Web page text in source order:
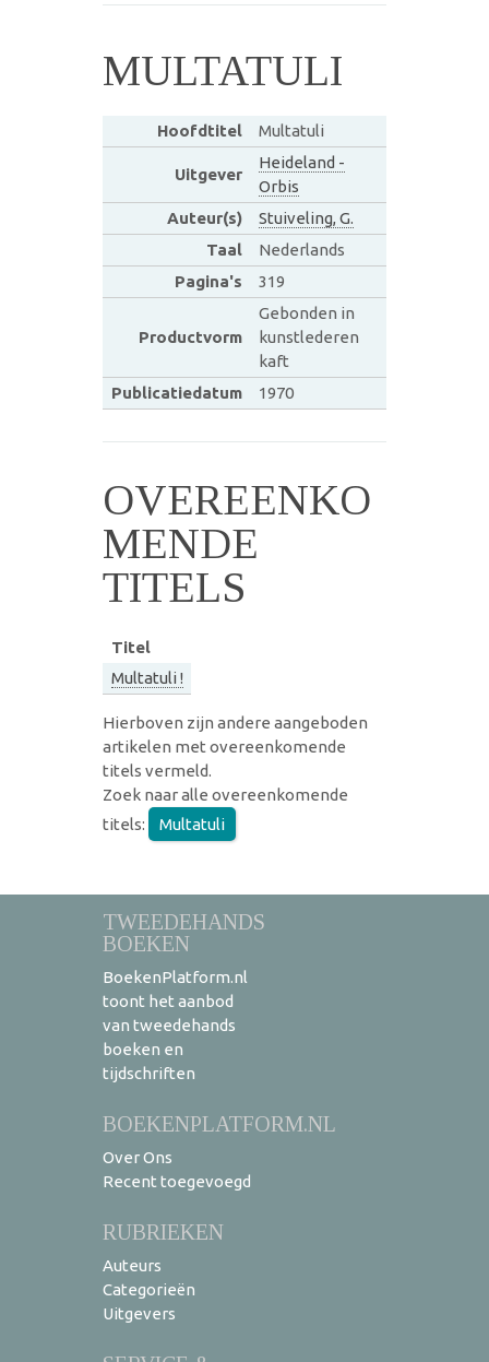
MULTATULI
Hoofdtitel Multatuli
Uitgever
Heideland -
Orbis
Auteur(s)
Stuiveling, G.
Taal
Nederlands
Pagina's
319
Productvorm
Gebonden in
kunstlederen
kaft
Publicatiedatum
1970
OVEREENKO
MENDE
TITELS
Titel
Multatuli !
Hierboven zijn andere aangeboden
artikelen met overeenkomende
titels vermeld.
Zoek naar alle overeenkomende
titels:
Multatuli
TWEEDEHANDS
BOEKEN
BoekenPlatform.nl
toont het aanbod
van tweedehands
boeken en
tijdschriften
BOEKENPLATFORM.NL
Over Ons
Recent toegevoegd
RUBRIEKEN
Auteurs
Categorieën
Uitgevers